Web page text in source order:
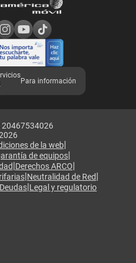
Claro
Para información
20467534026
de la web|
de equipos|
|Derechos ARCO|
|Neutralidad de Red|
|Legal y regulatorio